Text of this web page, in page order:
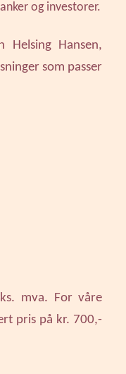
og investorer.
Helsing Hansen,
som passer
mva. For våre
pris på kr. 700,-